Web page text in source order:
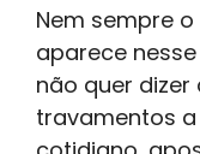
Nem sempre
aparece
não quer
travamentos